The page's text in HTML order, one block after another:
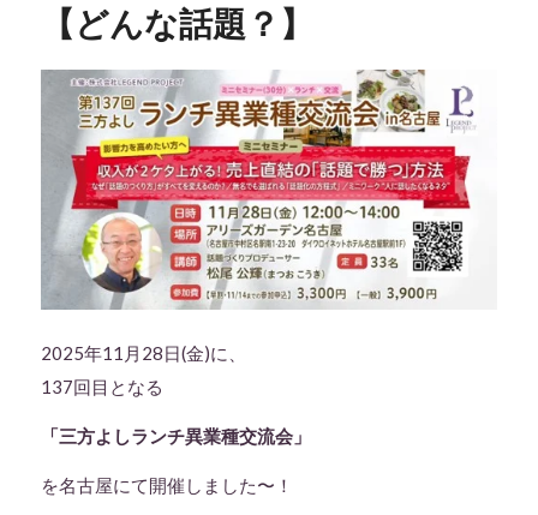
【どんな話題？】
2025年11月28日(金)に、
137回目となる
「三方よしランチ異業種交流会」
を名古屋にて開催しました〜！